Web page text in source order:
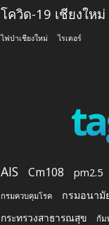
โควิด-19 เชียงใหม่
ไฟป่าเชียงใหม่ ไรเดอร์
AIS Cm108 pm2.5
กรมควบคุมโรค กรมอนามั
กระทรวงสาธารณสุข กัม